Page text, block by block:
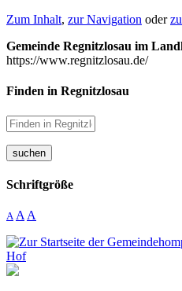
Zum Inhalt, zur Navigation oder
Gemeinde Regnitzlosau im
https://www.regnitzlosau.de/
Finden in Regnitzlosau
suchen
Schriftgröße
A A A